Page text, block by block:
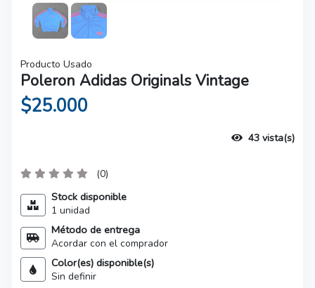
Producto Usado
Poleron Adidas Originals Vintage
$25.000
43 vista(s)
(0)
Stock disponible
1 unidad
Método de entrega
Acordar con el comprador
Color(es) disponible(s)
Sin definir